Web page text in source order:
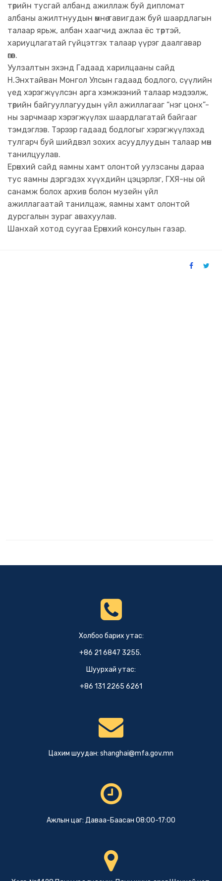
төрийн тусгай албанд ажиллаж буй дипломат
албаны ажилтнуудын өмнө тавигдаж буй шаардлагын
талаар ярьж, албан хаагчид ажлаа ёс төртэй,
хариуцлагатай гүйцэтгэх талаар үүрэг даалгавар
өгөв.
Уулзалтын эхэнд Гадаад харилцааны сайд
Н.Энхтайван Монгол Улсын гадаад бодлого, сүүлийн
үед хэрэгжүүлсэн арга хэмжээний талаар мэдээлж,
төрийн байгууллагуудын үйл ажиллагааг “нэг цонх”-
ны зарчмаар хэрэгжүүлэх шаардлагатай байгааг
тэмдэглэв. Тэрээр гадаад бодлогыг хэрэгжүүлэхэд
тулгарч буй шийдвэл зохих асуудлуудын талаар мөн
танилцуулав.
Ерөнхий сайд яамны хамт олонтой уулзсаны дараа
тус яамны дэргэдэх хүүхдийн цэцэрлэг, ГХЯ-ны ой
санамж болох архив болон музейн үйл
ажиллагаатай танилцаж, яамны хамт олонтой
дурсгалын зураг авахуулав.
Шанхай хотод суугаа Ерөнхий консулын газар.
Холбоо барих утас:
+86 21 6847 3255.
Шуурхай утас:
+86 131 2265 6261
Цахим шуудан: shanghai@mfa.gov.mn
Ажлын цаг: Даваа-Баасан 08:00-17:00